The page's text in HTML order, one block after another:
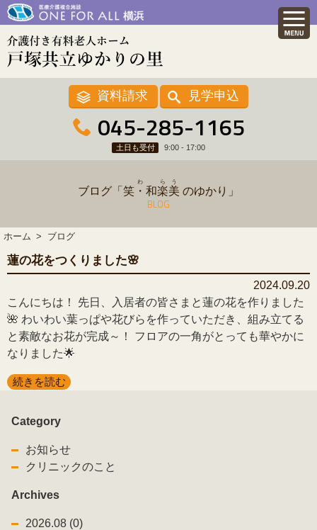
資料請求 見学申込
045-285-1165
土日も受付 9:00 - 17:00
ブログ「 笑・和
わ
楽
ら
美
う
のゆかり」
BLOG
ホーム ブログ
蓮の花をつくりました🌸
2024.09.20
こんにちは！ 先日、入居者の皆さまと蓮の花を作りました
🌺 わいわい葉っぱや花びらを作っていただき、組み立てる
と素敵なお花が完成～！ フロアの一角がとっても華やかに
なりました🌟
続きを読む
Category
お知らせ
クリニックのこと
Archives
2026.08 (0)